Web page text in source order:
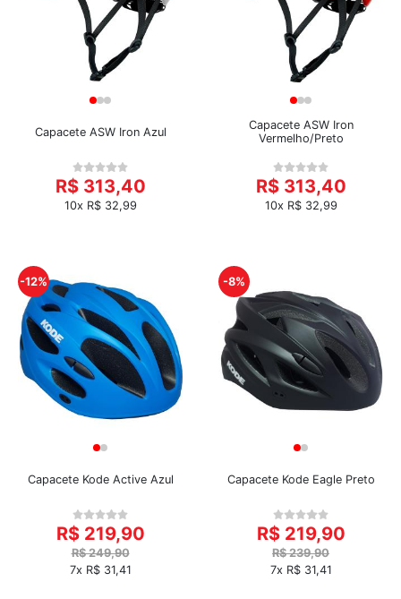
Capacete ASW Iron Azul
R$ 313,40
10x R$ 32,99
Capacete ASW Iron
Vermelho/Preto
R$ 313,40
10x R$ 32,99
-12%
Capacete Kode Active Azul
R$ 219,90
R$ 249,90
7x R$ 31,41
-8%
Capacete Kode Eagle Preto
R$ 219,90
R$ 239,90
7x R$ 31,41